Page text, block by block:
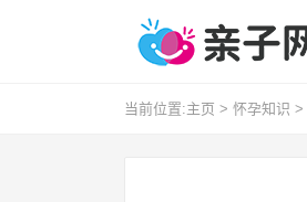
当前位置:主页 > 怀孕知识 >